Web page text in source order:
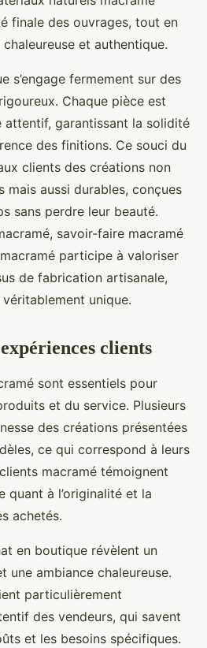
finale des ouvrages, tout en
et authentique.
s’engage fermement sur des
Chaque pièce est
attentif, garantissant la solidité
des finitions. Ce souci du
clients des créations non
mais aussi durables, conçues
sans perdre leur beauté.
savoir-faire macramé
participe à valoriser
de fabrication artisanale,
unique.
clients
sont essentiels pour
et du service. Plusieurs
des créations présentées
ce qui correspond à leurs
macramé témoignent
quant à l’originalité et la
achetés.
en boutique révèlent un
une ambiance chaleureuse.
particulièrement
des vendeurs, qui savent
et les besoins spécifiques.